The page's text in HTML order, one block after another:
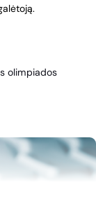
olimpiados